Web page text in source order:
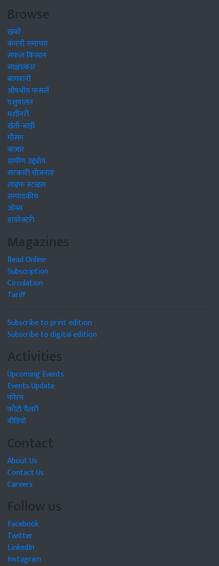
Browse
खबरें
कंपनी समाचार
सफल किसान
साक्षात्कार
बागवानी
औषधीय फसलें
पशुपालन
मशीनरी
खेती-बाड़ी
मौसम
बाजार
ग्रामीण उद्द्योग
सरकारी योजनाएं
लाइफ स्टाइल
सम्पादकीय
जॉब्स
डायरेक्टरी
Magazines
Read Online
Subscription
Circulation
Tariff
Subscribe to print edition
Subscribe to digital edition
Activities
Upcoming Events
Events Update
फोरम
फोटो गैलरी
वीडियो
Contact
About Us
Contact Us
Careers
Follow us
Facebook
Twitter
LinkedIn
Instagram